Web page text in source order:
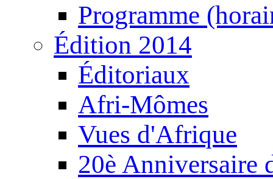
Programme
Édition 2014
Éditoriaux
Afri-Mômes
Vues d'Afrique
20è Anniversaire